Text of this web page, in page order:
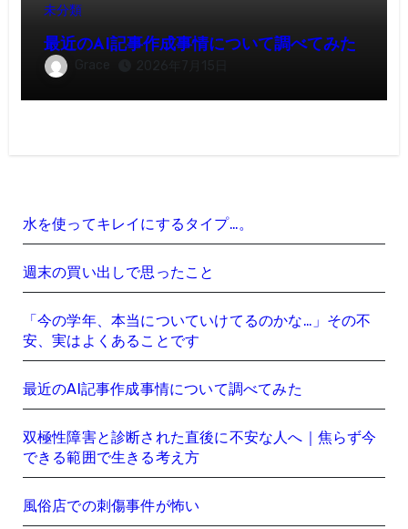
未分類
最近のAI記事作成事情について調べてみた
Grace 2026年7月15日
水を使ってキレイにするタイプ…。
週末の買い出しで思ったこと
「今の学年、本当についていけてるのかな…」その不
安、実はよくあることです
最近のAI記事作成事情について調べてみた
双極性障害と診断された直後に不安な人へ｜焦らず今
できる範囲で生きる考え方
風俗店での刺傷事件が怖い